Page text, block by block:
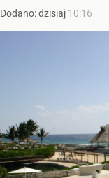
Dodano:dzisiaj 10:16